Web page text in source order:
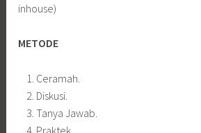
inhouse)
METODE
Ceramah.
Diskusi.
Tanya Jawab.